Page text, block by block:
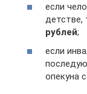
если
детстве,
рублей;
если
опекуна